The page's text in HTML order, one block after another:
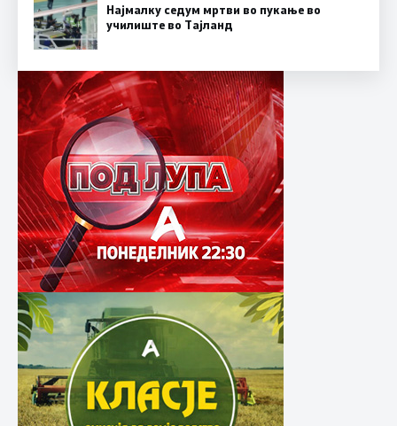
Најмалку седум мртви во пукање во
училиште во Тајланд